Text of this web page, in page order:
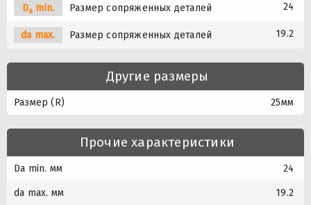
Da min. Размер сопряженных деталей 24
da max. Размер сопряженных деталей 19.2
Другие размеры
Размер (R) 25мм
Прочие характеристики
Da min. мм 24
da max. мм 19.2